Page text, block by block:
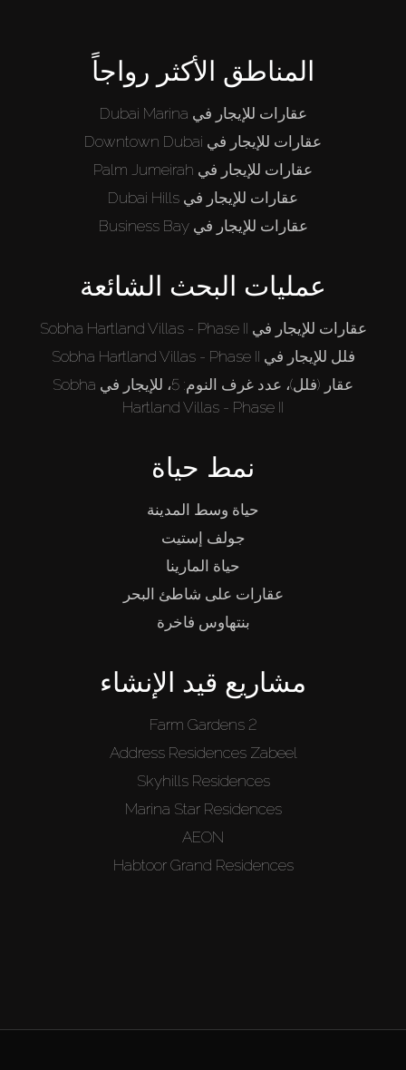
المناطق الأكثر رواجاً
عقارات للإيجار في Dubai Marina
عقارات للإيجار في Downtown Dubai
عقارات للإيجار في Palm Jumeirah
عقارات للإيجار في Dubai Hills
عقارات للإيجار في Business Bay
عمليات البحث الشائعة
عقارات للإيجار في Sobha Hartland Villas - Phase II
فلل للإيجار في Sobha Hartland Villas - Phase II
عقار (فلل)، عدد غرف النوم: 5، للإيجار في Sobha
Hartland Villas - Phase II
نمط حياة
حياة وسط المدينة
جولف إستيت
حياة المارينا
عقارات على شاطئ البحر
بنتهاوس فاخرة
مشاريع قيد الإنشاء
Farm Gardens 2
Address Residences Zabeel
Skyhills Residences
Marina Star Residences
AEON
Habtoor Grand Residences